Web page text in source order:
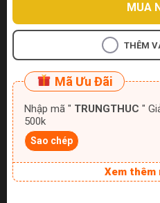
MUA
THÊM
Mã Ưu Đãi
Nhập mã " TRUNGTHUC " Giảm giá 20k cho đơn hàng từ
500k
Sao chép
Xem thêm